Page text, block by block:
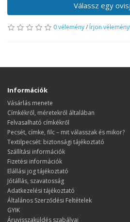
Válassz egy
0 vélemény/ Írjon
Információk
Vásárlás menete
​​​​​​​Címkékről, méretekről általában
Felvasalható címkékről
Pecsét, címke, filc – mit válasszak és mikor?
Textilpecsét: biztonsági tájékoztató
Szállítási információk
Fizetési információk
Elállási jog tájékoztató
Jótállás, szavatosság
Adatkezelési tájékoztató
Általános Szerződési Feltételek
GYIK
Áruvisszaküldés szabályai